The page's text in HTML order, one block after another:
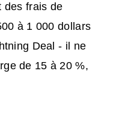
des frais de
à 1 000 dollars
Deal - il ne
de 15 à 20 %,